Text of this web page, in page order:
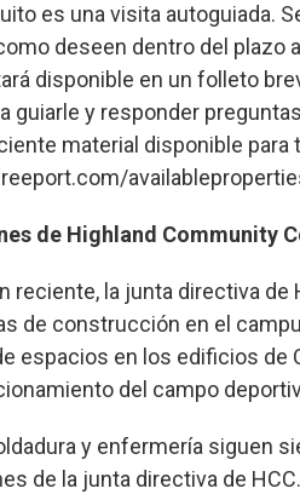
es una visita autoguiada.
deseen dentro del plazo
disponible en un folleto
guiarle y responder
material disponible para
de Highland Community
reciente, la junta directiva
de construcción en el
espacios en los edificios de
del campo
y enfermería siguen
de la junta directiva de